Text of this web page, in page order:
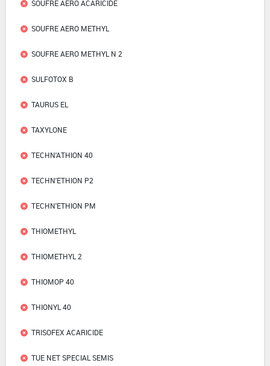
SOUFRE AERO ACARICIDE
SOUFRE AERO METHYL
SOUFRE AERO METHYL N 2
SULFOTOX B
TAURUS EL
TAXYLONE
TECHN'ATHION 40
TECHN'ETHION P2
TECHN'ETHION PM
THIOMETHYL
THIOMETHYL 2
THIOMOP 40
THIONYL 40
TRISOFEX ACARICIDE
TUE NET SPECIAL SEMIS